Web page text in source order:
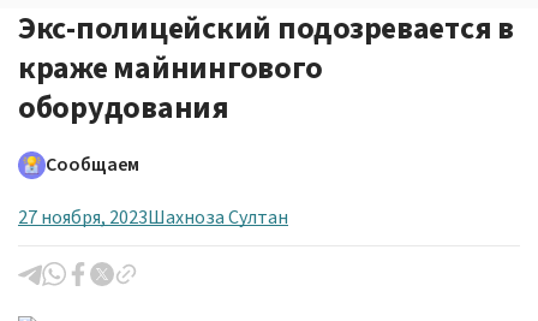
Экс-полицейский подозревается в
краже майнингового
оборудования
Сообщаем
27 ноября, 2023Шахноза Султан